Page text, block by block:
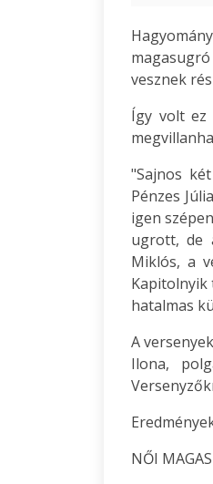
vesznek
Így volt ez
"Sajnos
Pénzes
igen
ugrott, de
Miklós, a
Kapitolnyik
hatalmas
A
Ilona,
NŐI